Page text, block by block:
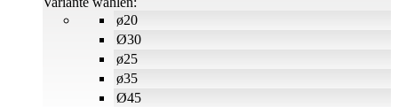
ø20
Ø30
ø25
ø35
Ø45